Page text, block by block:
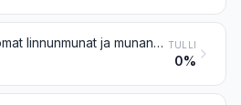
Kuorettomat linnunmunat ja munankeltuainen, tuoreet, kuivatut, höyryssä tai vedessä keitetyt, muotoillut, jäädytetyt tai muulla tavalla säilötyt, myös lisättyä sokeria tai muuta makeutusainetta sisältävät TULLI
0%